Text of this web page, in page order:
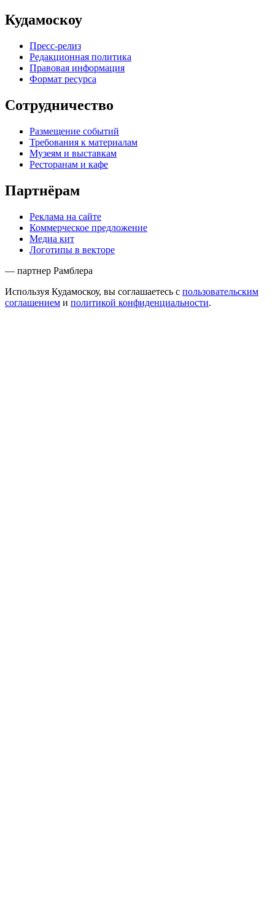
Кудамоскоу
Пресс-релиз
Редакционная политика
Правовая информация
Формат ресурса
Сотрудничество
Размещение событий
Требования к материалам
Музеям и выставкам
Ресторанам и кафе
Партнёрам
Реклама на сайте
Коммерческое предложение
Медиа кит
Логотипы в векторе
— партнер Рамблера
Используя Кудамоскоу, вы соглашаетесь с пользовательским
соглашением и политикой конфиденциальности.